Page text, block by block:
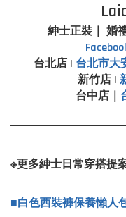
紳士正裝｜ 婚
台北店 | 台北市大
新竹店 |
台中店｜
※更多紳士日常穿搭提
■白色西裝褲保養懶人